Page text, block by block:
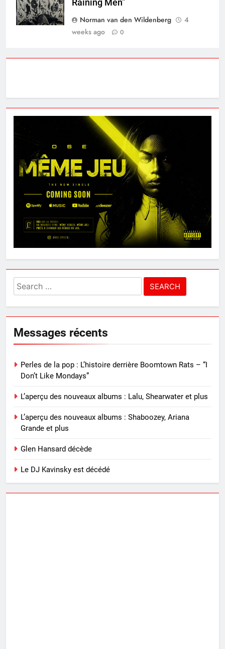
Raining Men”
Norman van den Wildenberg
4
weeks ago
0
Search
for:
Messages récents
Perles de la pop : L’histoire derrière Boomtown Rats – “I
Don’t Like Mondays”
L’aperçu des nouveaux albums : Lalu, Shearwater et plus
L’aperçu des nouveaux albums : Shaboozey, Ariana
Grande et plus
Glen Hansard décède
Le DJ Kavinsky est décédé